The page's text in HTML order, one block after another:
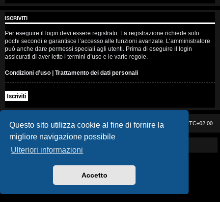
Questo sito utilizza cookie al fine di fornire la
migliore navigazione possibile
Ulteriori informazioni
Accetto
e
n
z
a
r
i
s
p
o
t
ISCRIVITI
Per eseguire il login devi essere registrato. La registrazione richiede solo
pochi secondi e garantisce l’accesso alle funzioni avanzate. L’amministratore
può anche dare permessi speciali agli utenti. Prima di eseguire il login
assicurati di aver letto i termini d’uso e le varie regole.
Condizioni d’uso | Trattamento dei dati personali
Iscriviti
Casa DAG Tutti gli orari sono UTC+02:00
Cancella cookie